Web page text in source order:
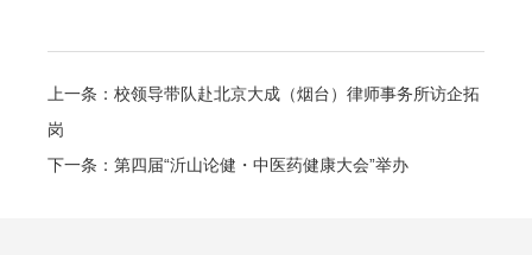
上一条：校领导带队赴北京大成（烟台）律师事务所访企拓
岗
下一条：第四届“沂山论健・中医药健康大会”举办